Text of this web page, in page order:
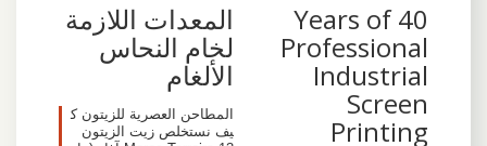
40 Years of
Professional
Industrial
Screen
Printing
المعدات اللازمة
لخام النحاس
الألغام
المطاحن العصرية للزيتون ك
يف نستخلص زيت الزيتون